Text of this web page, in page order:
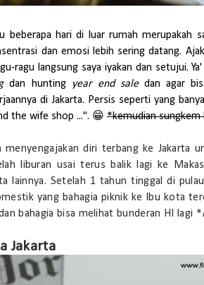
beberapa hari di luar rumah merupakah
dan emosi lebih sering datang.
ragu langsung saya iyakan dan setujui.
dan hunting year end saledan agar
di Jakarta. Persis seperti yang
the wife shop ...". 😁 *kemudian sungkem
menyengajakan diri terbang ke Jakarta
liburan usai terus balik lagi ke
lainnya. Setelah 1 tahun tinggal di
yang bahagia piknik ke Ibu kota
bahagia bisa melihat bunderan HI lagi *
Jakarta